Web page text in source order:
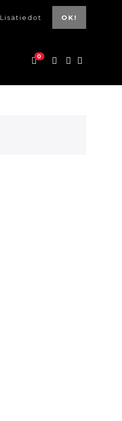
Lisätiedot OK!
0